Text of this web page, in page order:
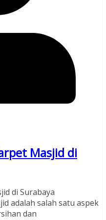
Masjid di
di Surabaya
adalah salah satu aspek
dan